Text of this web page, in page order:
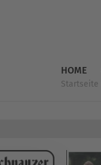
HOME
Startseite